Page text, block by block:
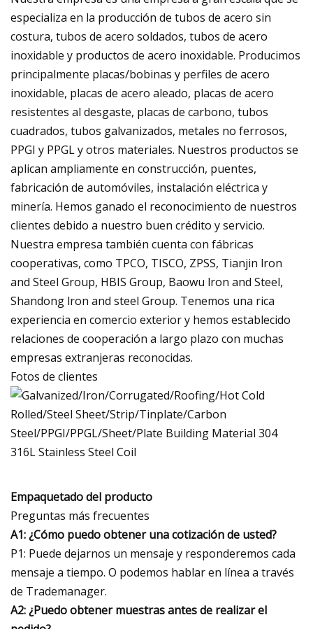
especializa en la producción de tubos de acero sin
costura, tubos de acero soldados, tubos de acero
inoxidable y productos de acero inoxidable. Producimos
principalmente placas/bobinas y perfiles de acero
inoxidable, placas de acero aleado, placas de acero
resistentes al desgaste, placas de carbono, tubos
cuadrados, tubos galvanizados, metales no ferrosos,
PPGI y PPGL y otros materiales. Nuestros productos se
aplican ampliamente en construcción, puentes,
fabricación de automóviles, instalación eléctrica y
minería. Hemos ganado el reconocimiento de nuestros
clientes debido a nuestro buen crédito y servicio.
Nuestra empresa también cuenta con fábricas
cooperativas, como TPCO, TISCO, ZPSS, Tianjin lron
and Steel Group, HBIS Group, Baowu lron and Steel,
Shandong lron and steel Group. Tenemos una rica
experiencia en comercio exterior y hemos establecido
relaciones de cooperación a largo plazo con muchas
empresas extranjeras reconocidas.
Fotos de clientes
Empaquetado del producto
Preguntas más frecuentes
A1: ¿Cómo puedo obtener una cotización de usted?
P1: Puede dejarnos un mensaje y responderemos cada
mensaje a tiempo. O podemos hablar en línea a través
de Trademanager.
A2: ¿Puedo obtener muestras antes de realizar el